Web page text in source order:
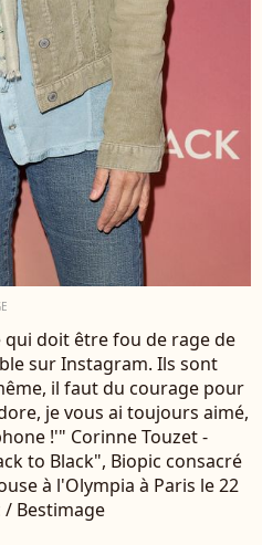
qui doit être fou de rage de
sur Instagram. Ils sont
il faut du courage pour
je vous ai toujours aimé,
!'" Corinne Touzet -
to Black", Biopic consacré
à l'Olympia à Paris le 22
/ Bestimage